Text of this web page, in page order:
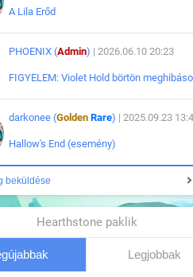
A Lila Erőd
PHOENIX (Admin) | 2026.06.10 20:23
FIGYELEM: Violet Hold börtön
darkonee (Golden Rare) | 2025.09.23
Hallow's End (esemény)
beküldése
Hearthstone paklik
Legjobbak